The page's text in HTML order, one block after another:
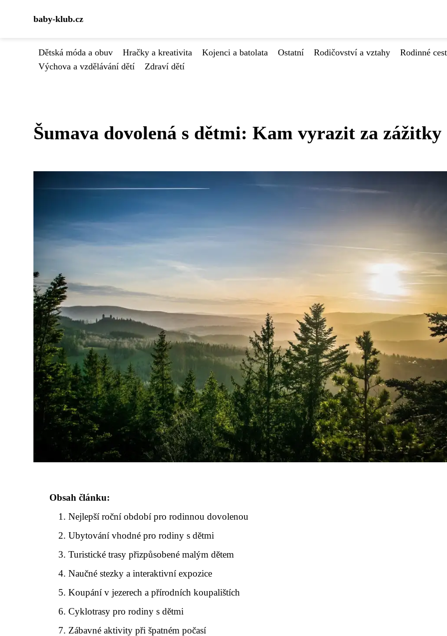
baby-klub.cz
Dětská móda a obuv Hračky a kreativita Kojenci a batolata Ostatní Rodičovství a vztahy Rodinné
Výchova a vzdělávání dětí
Zdraví dětí
Šumava dovolená s dětmi: Kam vyrazit za zážitky
Obsah článku:
Nejlepší roční období pro rodinnou dovolenou
Ubytování vhodné pro rodiny s dětmi
Turistické trasy přizpůsobené malým dětem
Naučné stezky a interaktivní expozice
Koupání v jezerech a přírodních koupalištích
Cyklotrasy pro rodiny s dětmi
Zábavné aktivity při špatném počasí